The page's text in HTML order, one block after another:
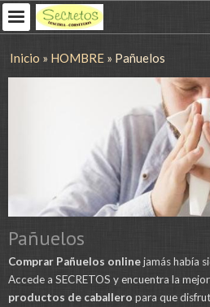
Inicio » HOMBRE » Pañuelos
Pañuelos
Comprar Pañuelos onlinejamás había
Accede a SECRETOS y encuentra la
productos de caballero para que